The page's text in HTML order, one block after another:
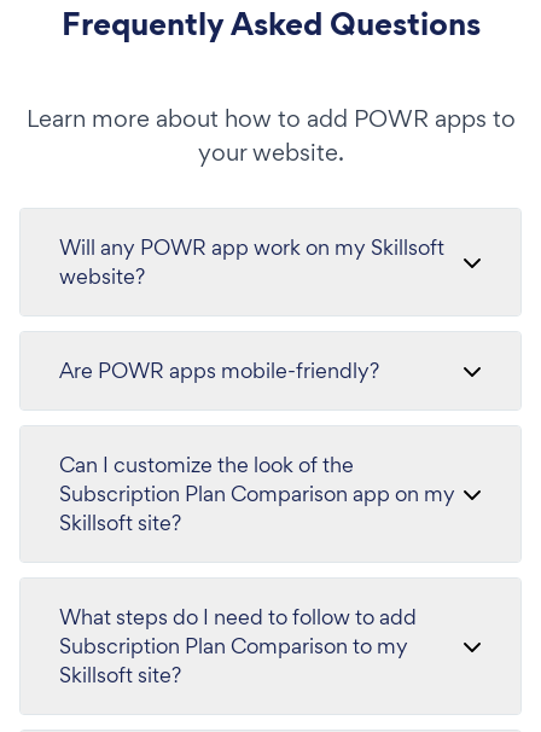
Frequently Asked Questions
Learn more about how to add POWR apps to
your website.
Will any POWR app work on my Skillsoft
website?
Are POWR apps mobile-friendly?
Can I customize the look of the
Subscription Plan Comparison app on my
Skillsoft site?
What steps do I need to follow to add
Subscription Plan Comparison to my
Skillsoft site?